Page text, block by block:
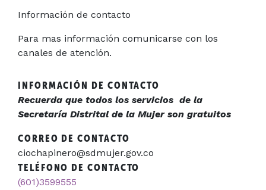
Información de contacto
Para mas información comunicarse con los
canales de atención.
INFORMACIÓN DE CONTACTO
Recuerda que todos los servicios de la
Secretaría Distrital de la Mujer son gratuitos
CORREO DE CONTACTO
ciochapinero@sdmujer.gov.co
TELÉFONO DE CONTACTO
(601)3599555